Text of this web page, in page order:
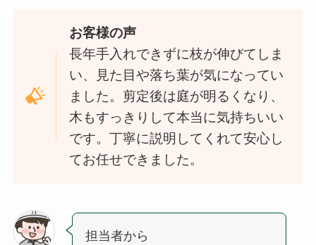
お客様の声
長年手入れできずに枝が伸びてしま
い、見た目や落ち葉が気になってい
ました。剪定後は庭が明るくなり、
木もすっきりして本当に気持ちいい
です。丁寧に説明してくれて安心し
てお任せできました。
担当者から